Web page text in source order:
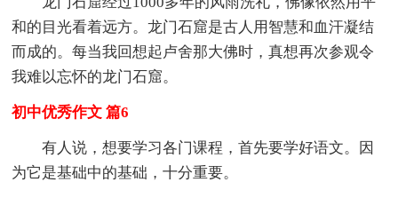
和的目光看着远方。龙门石窟是古人用智慧和血汗凝结
而成的。每当我回想起卢舍那大佛时，真想再次参观令
我难以忘怀的龙门石窟。
初中优秀作文 篇6
有人说，想要学习各门课程，首先要学好语文。因
为它是基础中的基础，十分重要。